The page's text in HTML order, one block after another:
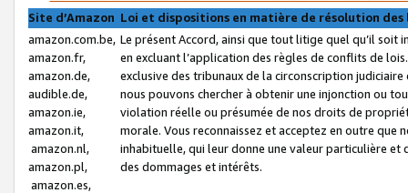
Site d’Amazon Loi et dispositions en matière de résolution
amazon.com.be,
amazon.fr,
amazon.de,
audible.de,
amazon.ie,
amazon.it,
amazon.nl,
amazon.pl,
amazon.es,
Le présent Accord, ainsi que tout litige quel qu’il soit
en excluant l’application des règles de conflits de
exclusive des tribunaux de la circonscription
nous pouvons chercher à obtenir une injonction ou
violation réelle ou présumée de nos droits de
morale. Vous reconnaissez et acceptez en outre que
inhabituelle, qui leur donne une valeur particulière
des dommages et intérêts.